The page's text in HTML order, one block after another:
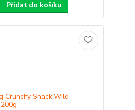
Přidat do košíku